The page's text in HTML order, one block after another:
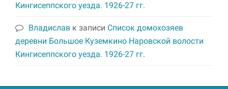
Кингисеппского уезда. 1926-27 гг.
Владислав к записи Список домохозяев
деревни Большое Куземкино Наровской волости
Кингисеппского уезда. 1926-27 гг.